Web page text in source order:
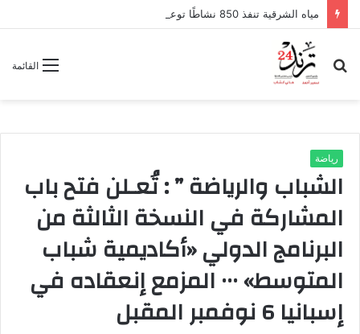
القائمة
بحث
عن
رياضة
الشباب والرياضة ” : تُعـلن فتح باب
المشاركة في النسخة الثالثة من
البرنامج الدولي «أكاديمية شباب
المتوسط» ٠٠٠ المزمع إنعقاده في
إسبانيا 6 نوفمبر المقبل